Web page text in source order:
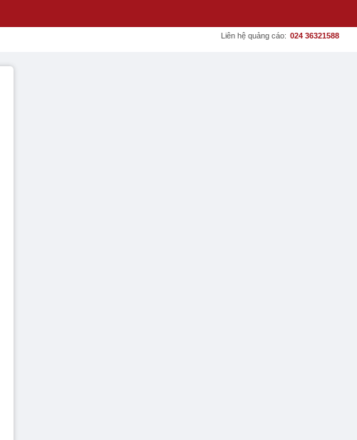
Liên hệ quảng cáo: 024 36321588